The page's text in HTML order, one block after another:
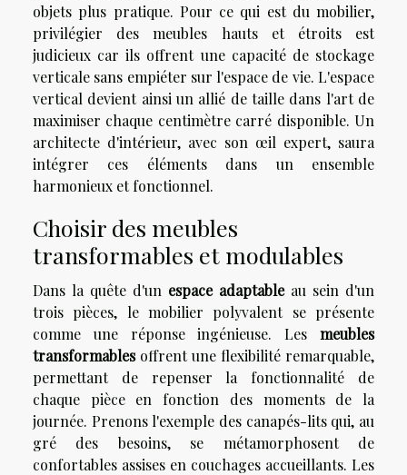
objets plus pratique. Pour ce qui est du mobilier,
privilégier des meubles hauts et étroits est
judicieux car ils offrent une capacité de stockage
verticale sans empiéter sur l'espace de vie. L'espace
vertical devient ainsi un allié de taille dans l'art de
maximiser chaque centimètre carré disponible. Un
architecte d'intérieur, avec son œil expert, saura
intégrer ces éléments dans un ensemble
harmonieux et fonctionnel.
Choisir des meubles
transformables et modulables
Dans la quête d'un espace adaptableau sein d'un
trois pièces, le mobilier polyvalent se présente
comme une réponse ingénieuse. Les meubles
transformablesoffrent une flexibilité remarquable,
permettant de repenser la fonctionnalité de
chaque pièce en fonction des moments de la
journée. Prenons l'exemple des canapés-lits qui, au
gré des besoins, se métamorphosent de
confortables assises en couchages accueillants. Les